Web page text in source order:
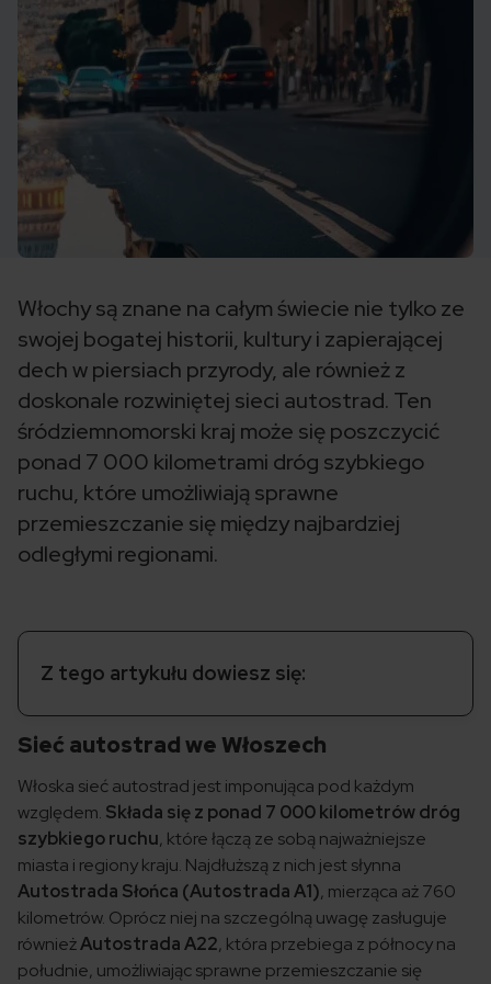
Włochy są znane na całym świecie nie tylko ze
swojej bogatej historii, kultury i zapierającej
dech w piersiach przyrody, ale również z
doskonale rozwiniętej sieci autostrad. Ten
śródziemnomorski kraj może się poszczycić
ponad 7 000 kilometrami dróg szybkiego
ruchu, które umożliwiają sprawne
przemieszczanie się między najbardziej
odległymi regionami.
Z tego artykułu dowiesz się:
Sieć autostrad we Włoszech
Włoska sieć autostrad jest imponująca pod każdym
względem. Składa się z ponad 7 000 kilometrów dróg
szybkiego ruchu, które łączą ze sobą najważniejsze
miasta i regiony kraju. Najdłuższą z nich jest słynna
Autostrada Słońca (Autostrada A1), mierząca aż 760
kilometrów. Oprócz niej na szczególną uwagę zasługuje
równieżAutostrada A22, która przebiega z północy na
południe, umożliwiając sprawne przemieszczanie się